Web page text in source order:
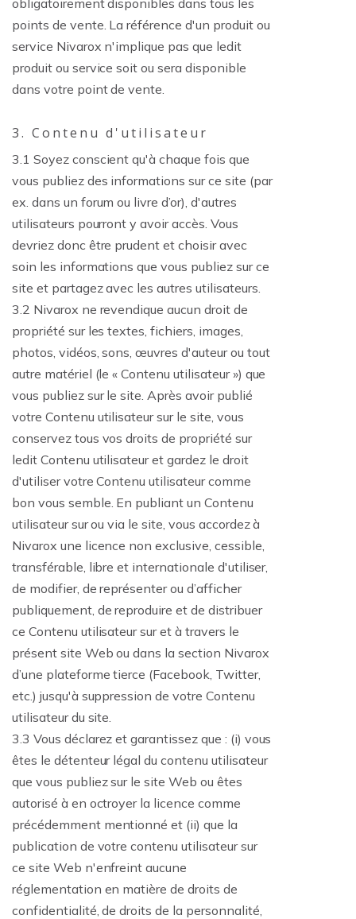
obligatoirement disponibles dans tous les
points de vente. La référence d'un produit ou
service Nivarox n'implique pas que ledit
produit ou service soit ou sera disponible
dans votre point de vente.
3. Contenu d'utilisateur
3.1 Soyez conscient qu'à chaque fois que
vous publiez des informations sur ce site (par
ex. dans un forum ou livre d’or), d'autres
utilisateurs pourront y avoir accès. Vous
devriez donc être prudent et choisir avec
soin les informations que vous publiez sur ce
site et partagez avec les autres utilisateurs.
3.2 Nivarox ne revendique aucun droit de
propriété sur les textes, fichiers, images,
photos, vidéos, sons, œuvres d'auteur ou tout
autre matériel (le « Contenu utilisateur ») que
vous publiez sur le site. Après avoir publié
votre Contenu utilisateur sur le site, vous
conservez tous vos droits de propriété sur
ledit Contenu utilisateur et gardez le droit
d'utiliser votre Contenu utilisateur comme
bon vous semble. En publiant un Contenu
utilisateur sur ou via le site, vous accordez à
Nivarox une licence non exclusive, cessible,
transférable, libre et internationale d'utiliser,
de modifier, de représenter ou d’afficher
publiquement, de reproduire et de distribuer
ce Contenu utilisateur sur et à travers le
présent site Web ou dans la section Nivarox
d’une plateforme tierce (Facebook, Twitter,
etc.) jusqu'à suppression de votre Contenu
utilisateur du site.
3.3 Vous déclarez et garantissez que : (i) vous
êtes le détenteur légal du contenu utilisateur
que vous publiez sur le site Web ou êtes
autorisé à en octroyer la licence comme
précédemment mentionné et (ii) que la
publication de votre contenu utilisateur sur
ce site Web n'enfreint aucune
réglementation en matière de droits de
confidentialité, de droits de la personnalité,